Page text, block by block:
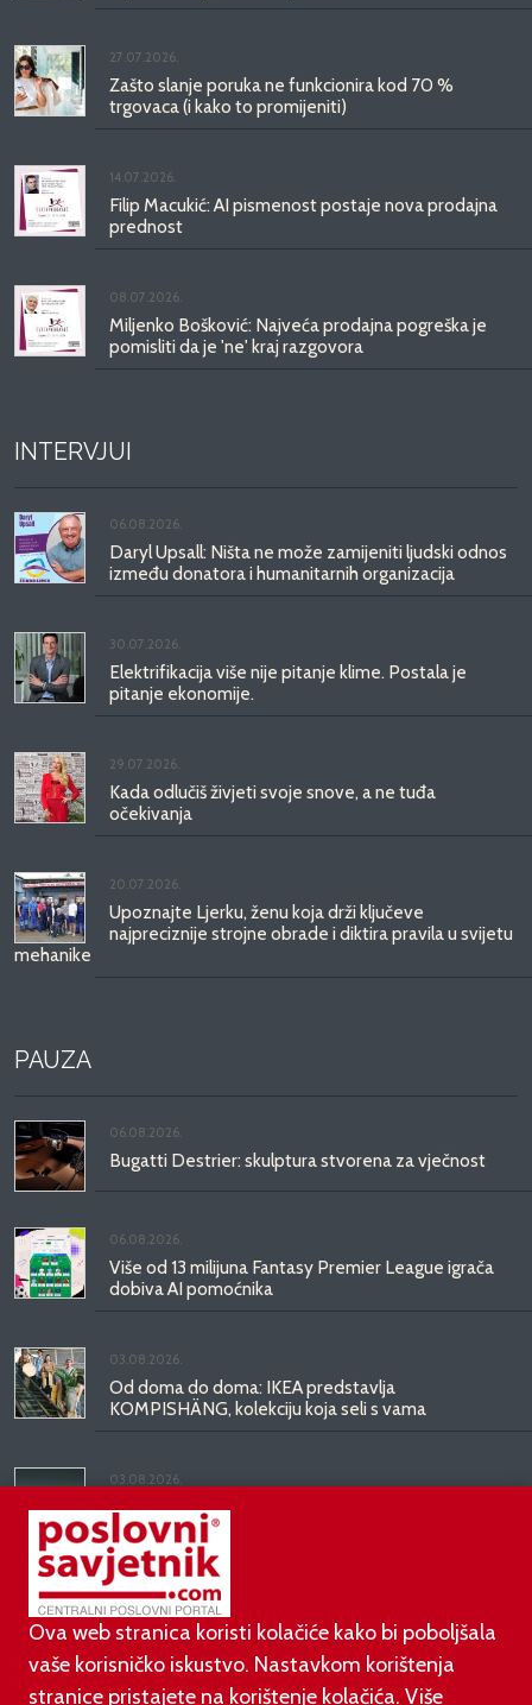
27.07.2026.
Zašto slanje poruka ne funkcionira kod 70 %
trgovaca (i kako to promijeniti)
14.07.2026.
Filip Macukić: AI pismenost postaje nova prodajna
prednost
08.07.2026.
Miljenko Bošković: Najveća prodajna pogreška je
pomisliti da je 'ne' kraj razgovora
INTERVJUI
06.08.2026.
Daryl Upsall: Ništa ne može zamijeniti ljudski odnos
između donatora i humanitarnih organizacija
30.07.2026.
Elektrifikacija više nije pitanje klime. Postala je
pitanje ekonomije.
29.07.2026.
Kada odlučiš živjeti svoje snove, a ne tuđa
očekivanja
20.07.2026.
Upoznajte Ljerku, ženu koja drži ključeve
najpreciznije strojne obrade i diktira pravila u svijetu
mehanike
PAUZA
06.08.2026.
Bugatti Destrier: skulptura stvorena za vječnost
06.08.2026.
Više od 13 milijuna Fantasy Premier League igrača
dobiva AI pomoćnika
03.08.2026.
Od doma do doma: IKEA predstavlja
KOMPISHÄNG, kolekciju koja seli s vama
03.08.2026.
Kineski BYD predstavio luksuznu limuzinu veću od
Mercedesove S-klase, obećava domet do 1.000
kilometara
Ova web stranica koristi kolačiće kako bi poboljšala
vaše korisničko iskustvo. Nastavkom korištenja
stranice pristajete na korištenje kolačića. Više